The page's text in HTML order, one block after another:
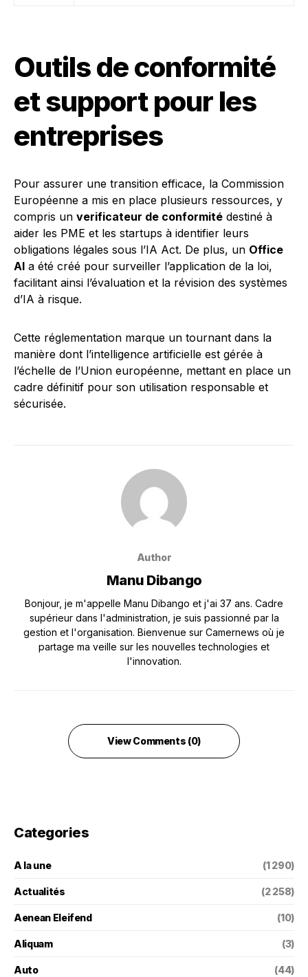
Outils de conformité
et support pour les
entreprises
Pour assurer une transition efficace, la Commission
Européenne a mis en place plusieurs ressources, y
compris un verificateur de conformité destiné à
aider les PME et les startups à identifier leurs
obligations légales sous l’IA Act. De plus, un Office
AI a été créé pour surveiller l’application de la loi,
facilitant ainsi l’évaluation et la révision des systèmes
d’IA à risque.
Cette réglementation marque un tournant dans la
manière dont l’intelligence artificielle est gérée à
l’échelle de l’Union européenne, mettant en place un
cadre définitif pour son utilisation responsable et
sécurisée.
Author
Manu Dibango
Bonjour, je m'appelle Manu Dibango et j'ai 37 ans. Cadre
supérieur dans l'administration, je suis passionné par la
gestion et l'organisation. Bienvenue sur Camernews où je
partage ma veille sur les nouvelles technologies et
l'innovation.
View Comments (0)
Categories
A la une (1 290)
Actualités (2 258)
Aenean Eleifend (10)
Aliquam (3)
Auto (44)